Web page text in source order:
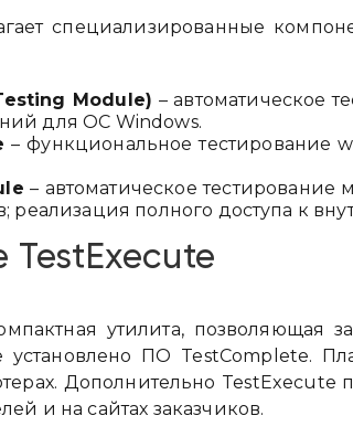
специализированные
Module) – автоматическое
для ОС Windows.
– функциональное тестирование
– автоматическое
реализация полного доступа к
TestExecute
утилита, позволяющая
установлено ПО TestComplete.
Дополнительно TestExecute
и на сайтах заказчиков.